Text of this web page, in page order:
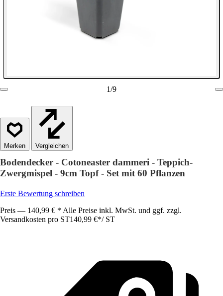
1/9
Vergleichen
Bodendecker - Cotoneaster dammeri - Teppich-
Zwergmispel - 9cm Topf - Set mit 60 Pflanzen
Erste Bewertung schreiben
Preis — 140,99 € * Alle Preise inkl. MwSt. und ggf. zzgl.
Versandkosten pro ST140,99 €*/ ST